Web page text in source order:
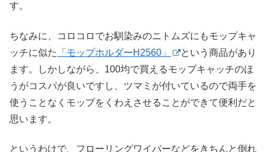
す。
ちなみに、コロコロでお馴染みのニトムズにもモップキャ
ッチに似た
「モップホルダーH2560」
という商品があり
ます。しかしながら、100均で買えるモップキャッチのほ
うがコスパが良いですし、ツマミが付いているので両手を
使うことなくモップをくわえさせることができて便利だと
思います。
というわけで、フローリングワイパーなどをきちんと倒れ